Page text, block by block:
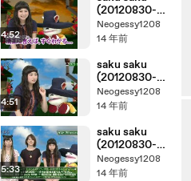
4:52
(20120830-
0730 ｔｖ
ｋ)-04
Neogessy1208
14 年前
4:51
saku saku
(20120830-
0730 ｔｖ
ｋ)-03
Neogessy1208
14 年前
5:33
saku saku
(20120830-
0730 ｔｖ
ｋ)-02
Neogessy1208
14 年前